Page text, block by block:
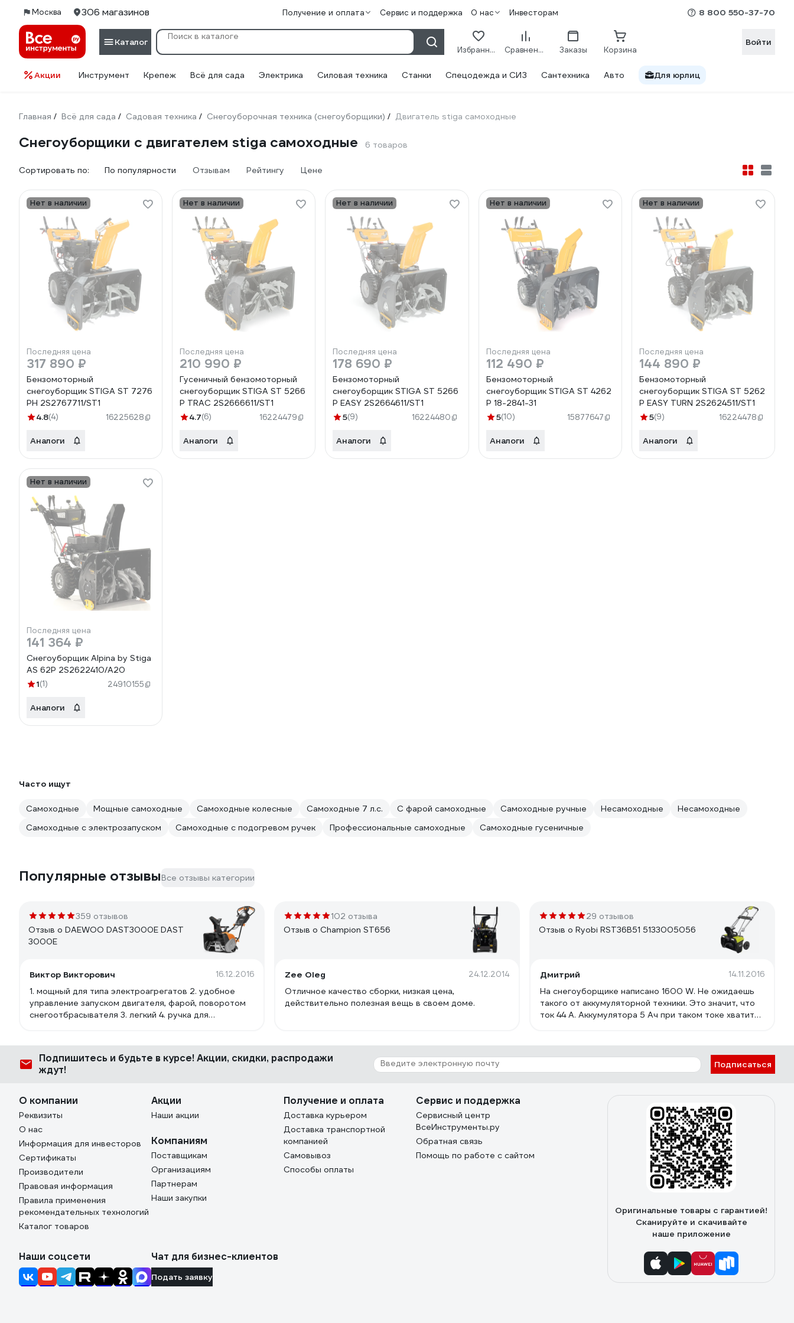
Москва 306 магазинов Получение и оплата Сервис и поддержка О нас Инвесторам 8 800 550-37-70
Каталог
Избранное Сравнение Заказы Корзина
Войти
Акции Инструмент Крепеж Всё для сада Электрика Силовая техника Станки Спецодежда и СИЗ Сантехника Авто Для юрлиц
Главная / Всё для сада / Садовая техника / Снегоуборочная техника (снегоуборщики) / Двигатель stiga самоходные
Снегоуборщики с двигателем stiga самоходные 6 товаров
Сортировать по: По популярности Отзывам Рейтингу Цене
Нет в наличии
Последняя цена
317 890 ₽
Бензомоторный
снегоуборщик STIGA ST 7276
PH 2S2767711/ST1
4.8(4) 16225628
Аналоги
Нет в наличии
Последняя цена
210 990 ₽
Гусеничный бензомоторный
снегоуборщик STIGA ST 5266
P TRAC 2S2666611/ST1
4.7(6) 16224479
Аналоги
Нет в наличии
Последняя цена
178 690 ₽
Бензомоторный
снегоуборщик STIGA ST 5266
P EASY 2S2664611/ST1
5(9) 16224480
Аналоги
Нет в наличии
Последняя цена
112 490 ₽
Бензомоторный
снегоуборщик STIGA ST 4262
P 18-2841-31
5(10) 15877647
Аналоги
Нет в наличии
Последняя цена
144 890 ₽
Бензомоторный
снегоуборщик STIGA ST 5262
P EASY TURN 2S2624511/ST1
5(9) 16224478
Аналоги
Нет в наличии
Последняя цена
141 364 ₽
Снегоуборщик Alpina by Stiga
AS 62P 2S2622410/A20
1(1) 24910155
Аналоги
Часто ищут
Самоходные Мощные самоходные Самоходные колесные Самоходные 7 л.с. С фарой самоходные Самоходные ручные Несамоходные
Несамоходные
Самоходные с электрозапуском
Самоходные с подогревом ручек Профессиональные самоходные Самоходные гусеничные
Популярные отзывыВсе отзывы категории
359 отзывов
Отзыв о DAEWOO DAST3000E DAST
3000E
Виктор Викторович 16.12.2016
1. мощный для типа электроагрегатов 2. удобное
управление запуском двигателя, фарой, поворотом
снегоотбрасывателя 3. легкий 4. ручка для
возможность замены из подручных материалов. 6.
предусмотрен крепеж для питающего кабеля.
102 отзыва
Отзыв о Champion ST656
Zee Oleg 24.12.2014
Отличное качество сборки, низкая цена,
действительно полезная вещь в своем доме.
29 отзывов
Отзыв о Ryobi RST36B51 5133005056
Дмитрий 14.11.2016
На снегоуборщике написано 1600 W. Не ожидаешь
такого от аккумуляторной техники. Это значит, что
ток 44 А. Аккумулятора 5 Ач при таком токе хватит
Конкурирующая модель фирмы GreenWorks, видимо,
имеет меньшую мощность, т.к. время работы у нее
GreenWorks. Снегоуборщик в сложенном состоянии
удобно переносить за ручку для переноски (вес 17
Подпишитесь и будьте в курсе! Акции, скидки, распродажи
ждут!
Подписаться
О компании
Реквизиты
О нас
Информация для инвесторов
Сертификаты
Производители
Правовая информация
Правила применения
рекомендательных технологий
Каталог товаров
Акции
Наши акции
Компаниям
Поставщикам
Организациям
Партнерам
Наши закупки
Получение и оплата
Доставка курьером
Доставка транспортной
компанией
Самовывоз
Способы оплаты
Сервис и поддержка
Сервисный центр
ВсеИнструменты.ру
Обратная связь
Помощь по работе с сайтом
Оригинальные товары с гарантией!
Сканируйте и скачивайте
наше приложение
Наши соцсети Чат для бизнес-клиентов
Подать заявку